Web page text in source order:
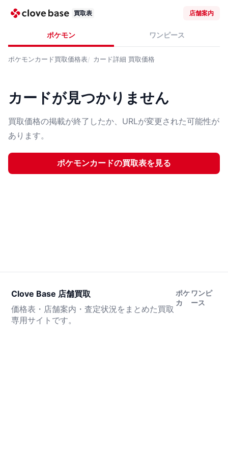
買取表 店舗案内
ポケモン ワンピース
ポケモンカード買取価格表 カード詳細 買取価格
カードが見つかりません
買取価格の掲載が終了したか、URLが変更された可能性が
あります。
ポケモンカードの買取表を見る
Clove Base 店舗買取
価格表・店舗案内・査定状況をまとめた買取
専用サイトです。
ポケ
カ
ワンピ
ース